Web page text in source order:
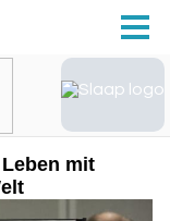
mit